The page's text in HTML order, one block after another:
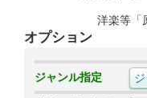
洋楽等「
オプション
ジャンル指定